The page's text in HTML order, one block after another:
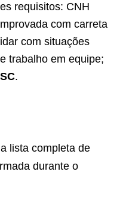
requisitos: CNH
com carreta
com situações
trabalho em equipe;
.
lista completa de
durante o